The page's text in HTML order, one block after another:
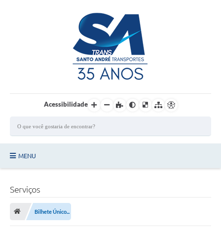
Acessibilidade
MENU
Ônibus
Serviços
Bilhete Único...